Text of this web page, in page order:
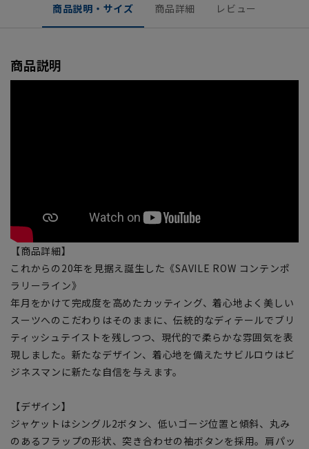
商品説明・サイズ 商品詳細 レビュー
商品説明
【商品詳細】
これからの20年を見据え誕生した《SAVILE ROW コンテンポ
ラリーライン》
年月をかけて完成度を高めたカッティング、着心地よく美しい
スーツへのこだわりはそのままに、伝統的なディテールでブリ
ティッシュテイストを残しつつ、現代的で柔らかな雰囲気を表
現しました。新たなデザイン、着心地を備えたサビルロウはビ
ジネスマンに新たな自信を与えます。
【デザイン】
ジャケットはシングル2ボタン、低いゴージ位置と傾斜、丸み
のあるフラップの形状、突き合わせの袖ボタンを採用。肩パッ